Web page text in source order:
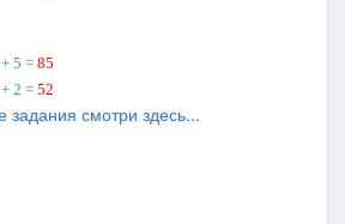
5 =85
2 =52
задания смотри здесь...